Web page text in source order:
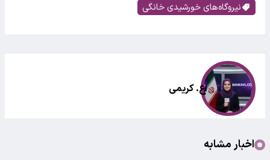
نیروگاه‌های خورشیدی خانگی
اع. کریمی
اخبار مشابه